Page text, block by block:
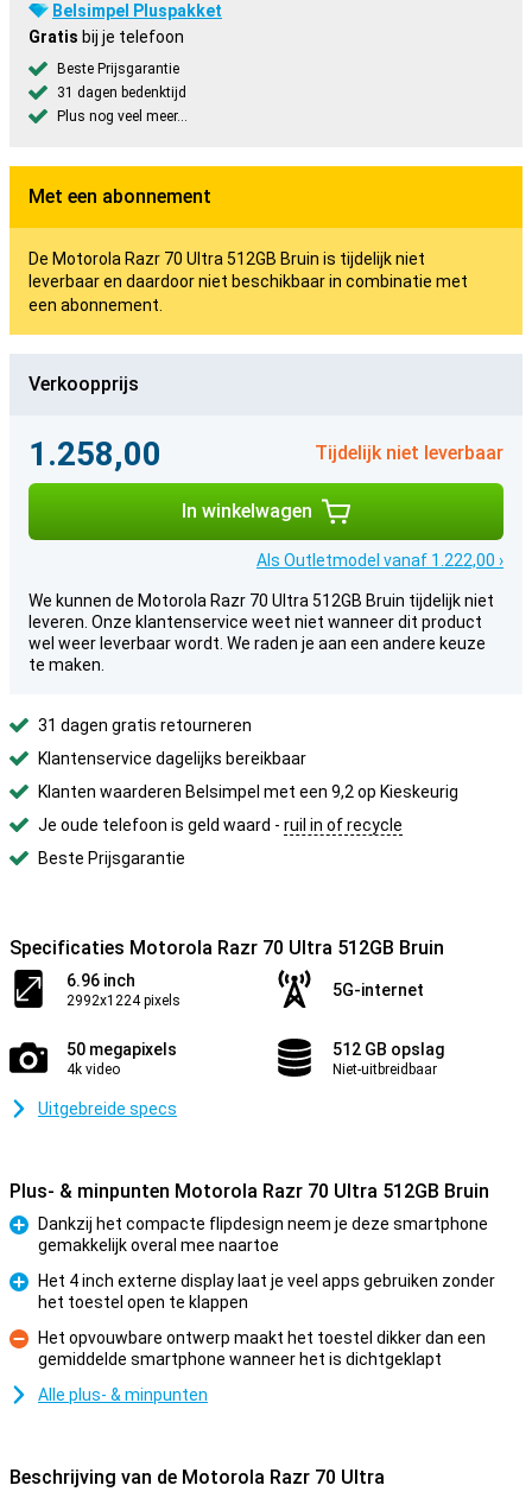
Belsimpel Pluspakket
Gratis bij je telefoon
Beste Prijsgarantie
31 dagen bedenktijd
Plus nog veel meer...
Met een abonnement
De Motorola Razr 70 Ultra 512GB Bruin is tijdelijk niet
leverbaar en daardoor niet beschikbaar in combinatie met
een abonnement.
Verkoopprijs
1.258,00 Tijdelijk niet leverbaar
In winkelwagen
Als Outletmodel vanaf 1.222,00 ›
We kunnen de Motorola Razr 70 Ultra 512GB Bruin tijdelijk niet
leveren. Onze klantenservice weet niet wanneer dit product
wel weer leverbaar wordt. We raden je aan een andere keuze
te maken.
31 dagen gratis retourneren
Klantenservice dagelijks bereikbaar
Klanten waarderen Belsimpel met een 9,2 op Kieskeurig
Je oude telefoon is geld waard - ruil in of recycle
Beste Prijsgarantie
Specificaties Motorola Razr 70 Ultra 512GB Bruin
6.96 inch
2992x1224 pixels
5G-internet
50 megapixels
4k video
512 GB opslag
Niet-uitbreidbaar
Uitgebreide specs
Plus- & minpunten Motorola Razr 70 Ultra 512GB Bruin
Pluspunt
Dankzij het compacte flipdesign neem je deze smartphone
gemakkelijk overal mee naartoe
Pluspunt
Het 4 inch externe display laat je veel apps gebruiken zonder
het toestel open te klappen
Minpunt
Het opvouwbare ontwerp maakt het toestel dikker dan een
gemiddelde smartphone wanneer het is dichtgeklapt
Alle plus- & minpunten
Beschrijving van de Motorola Razr 70 Ultra